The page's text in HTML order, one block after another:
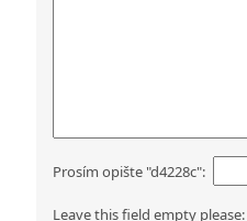
Prosím opište "d4228c":
Leave this field empty please: